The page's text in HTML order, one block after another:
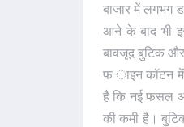
बाजार में लगभग
आने के बाद भी
बावजूद बुटिक
फ ाइन कॉटन में
है कि नई फसल
की कमी है।